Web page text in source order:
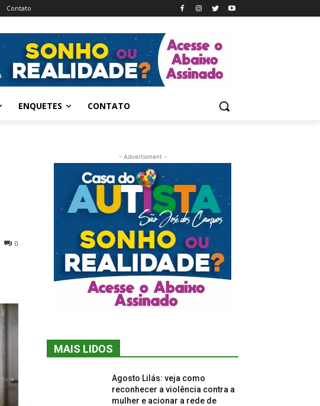
Contato
ENQUETES CONTATO
0
- Advertisment -
MAIS LIDOS
Agosto Lilás: veja como
reconhecer a violência contra a
mulher e acionar a rede de